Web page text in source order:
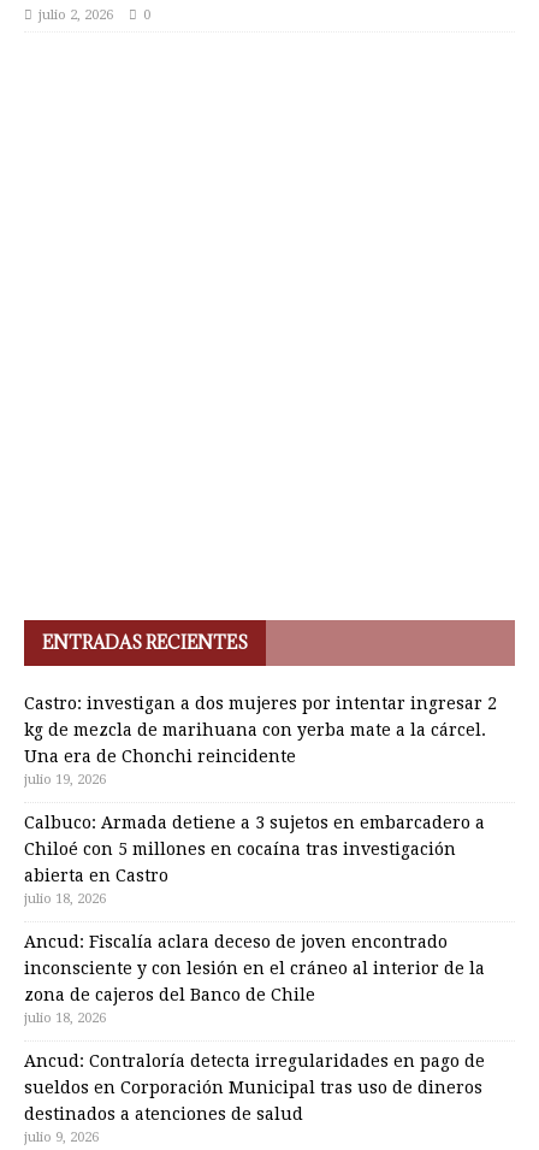
julio 2, 2026 0
ENTRADAS RECIENTES
Castro: investigan a dos mujeres por intentar ingresar 2
kg de mezcla de marihuana con yerba mate a la cárcel.
Una era de Chonchi reincidente
julio 19, 2026
Calbuco: Armada detiene a 3 sujetos en embarcadero a
Chiloé con 5 millones en cocaína tras investigación
abierta en Castro
julio 18, 2026
Ancud: Fiscalía aclara deceso de joven encontrado
inconsciente y con lesión en el cráneo al interior de la
zona de cajeros del Banco de Chile
julio 18, 2026
Ancud: Contraloría detecta irregularidades en pago de
sueldos en Corporación Municipal tras uso de dineros
destinados a atenciones de salud
julio 9, 2026